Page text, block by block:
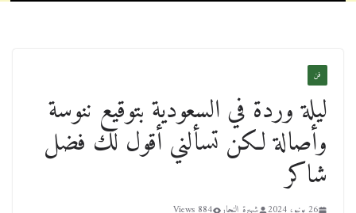
فن
ليلة وردة في السعودية بتوقيع ننوسة
وأصالة لكن تسألني أقول لك فضل
شاكر